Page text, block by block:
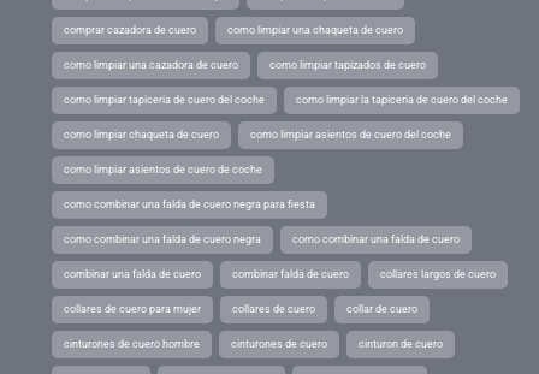
comprar cazadora de cuero como limpiar una chaqueta de cuero
como limpiar una cazadora de cuero como limpiar tapizados de cuero
como limpiar tapiceria de cuero del coche como limpiar la tapiceria de cuero del coche
como limpiar chaqueta de cuero como limpiar asientos de cuero del coche
como limpiar asientos de cuero de coche
como combinar una falda de cuero negra para fiesta
como combinar una falda de cuero negra como combinar una falda de cuero
combinar una falda de cuero combinar falda de cuero collares largos de cuero
collares de cuero para mujer collares de cuero collar de cuero
cinturones de cuero hombre cinturones de cuero cinturon de cuero